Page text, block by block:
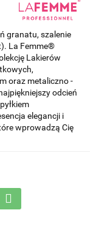
granatu, szalenie
La Femme®
Lakierów
oraz metaliczno -
odcień
elegancji i
wprowadzą Cię